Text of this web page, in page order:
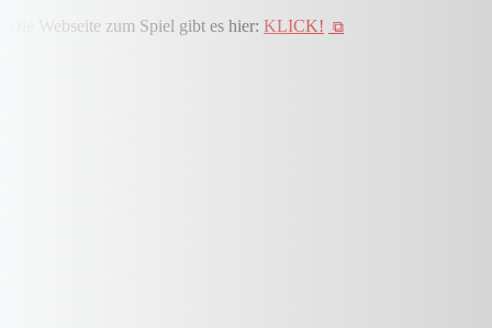
Die Webseite zum Spiel gibt es hier: KLICK!